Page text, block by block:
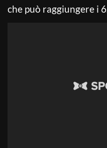
che può raggiungere i